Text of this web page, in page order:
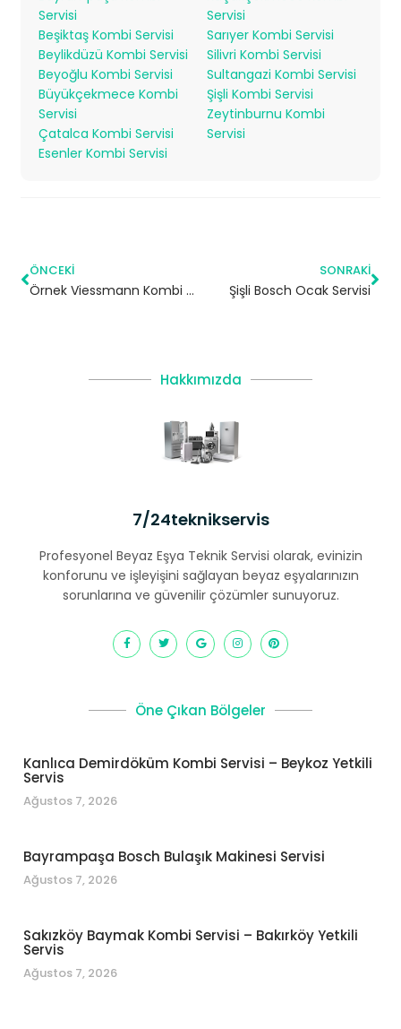
Servisi
Beşiktaş Kombi Servisi
Beylikdüzü Kombi Servisi
Beyoğlu Kombi Servisi
Büyükçekmece Kombi
Servisi
Çatalca Kombi Servisi
Esenler Kombi Servisi
Servisi
Sarıyer Kombi Servisi
Silivri Kombi Servisi
Sultangazi Kombi Servisi
Şişli Kombi Servisi
Zeytinburnu Kombi
Servisi
ÖNCEKI
Örnek Viessmann Kombi Servisi – Ataşehir Yetkili Servis
SONRAKI
Şişli Bosch Ocak Servisi
Hakkımızda
7/24teknikservis
Profesyonel Beyaz Eşya Teknik Servisi olarak, evinizin
konforunu ve işleyişini sağlayan beyaz eşyalarınızın
sorunlarına ve güvenilir çözümler sunuyoruz.
Öne Çıkan Bölgeler
Kanlıca Demirdöküm Kombi Servisi – Beykoz Yetkili
Servis
Ağustos 7, 2026
Bayrampaşa Bosch Bulaşık Makinesi Servisi
Ağustos 7, 2026
Sakızköy Baymak Kombi Servisi – Bakırköy Yetkili
Servis
Ağustos 7, 2026